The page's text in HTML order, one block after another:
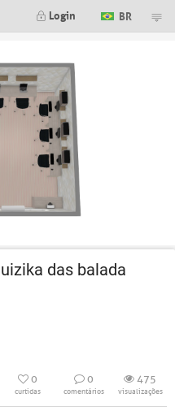
Login BR
das balada
0
curtidas
0
comentários
475
visualizações